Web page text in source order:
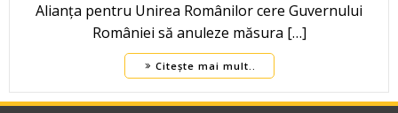
Alianța pentru Unirea Românilor cere Guvernului
României să anuleze măsura […]
Citește mai mult..